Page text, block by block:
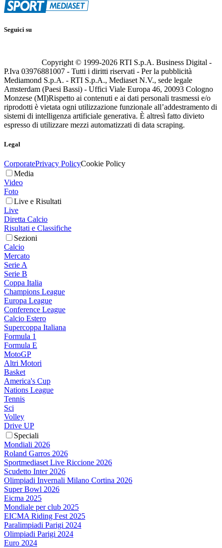
Seguici su
Copyright © 1999-2026 RTI S.p.A. Business Digital -
P.Iva 03976881007 - Tutti i diritti riservati - Per la pubblicità
Mediamond S.p.A. - RTI S.p.A., Mediaset N.V., sede legale
Amsterdam (Paesi Bassi) - Uffici Viale Europa 46, 20093 Cologno
Monzese (MI)Rispetto ai contenuti e ai dati personali trasmessi e/o
riprodotti è vietata ogni utilizzazione funzionale all’addestramento di
sistemi di intelligenza artificiale generativa. È altresì fatto divieto
espresso di utilizzare mezzi automatizzati di data scraping.
Legal
CorporatePrivacy PolicyCookie Policy
Media
Video
Foto
Live e Risultati
Live
Diretta Calcio
Risultati e Classifiche
Sezioni
Calcio
Mercato
Serie A
Serie B
Coppa Italia
Champions League
Europa League
Conference League
Calcio Estero
Supercoppa Italiana
Formula 1
Formula E
MotoGP
Altri Motori
Basket
America's Cup
Nations League
Tennis
Sci
Volley
Drive UP
Speciali
Mondiali 2026
Roland Garros 2026
Sportmediaset Live Riccione 2026
Scudetto Inter 2026
Olimpiadi Invernali Milano Cortina 2026
Super Bowl 2026
Eicma 2025
Mondiale per club 2025
EICMA Riding Fest 2025
Paralimpiadi Parigi 2024
Olimpiadi Parigi 2024
Euro 2024